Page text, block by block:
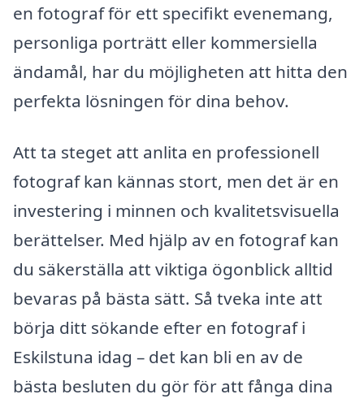
en fotograf för ett specifikt evenemang,
personliga porträtt eller kommersiella
ändamål, har du möjligheten att hitta den
perfekta lösningen för dina behov.
Att ta steget att anlita en professionell
fotograf kan kännas stort, men det är en
investering i minnen och kvalitetsvisuella
berättelser. Med hjälp av en fotograf kan
du säkerställa att viktiga ögonblick alltid
bevaras på bästa sätt. Så tveka inte att
börja ditt sökande efter en fotograf i
Eskilstuna idag – det kan bli en av de
bästa besluten du gör för att fånga dina